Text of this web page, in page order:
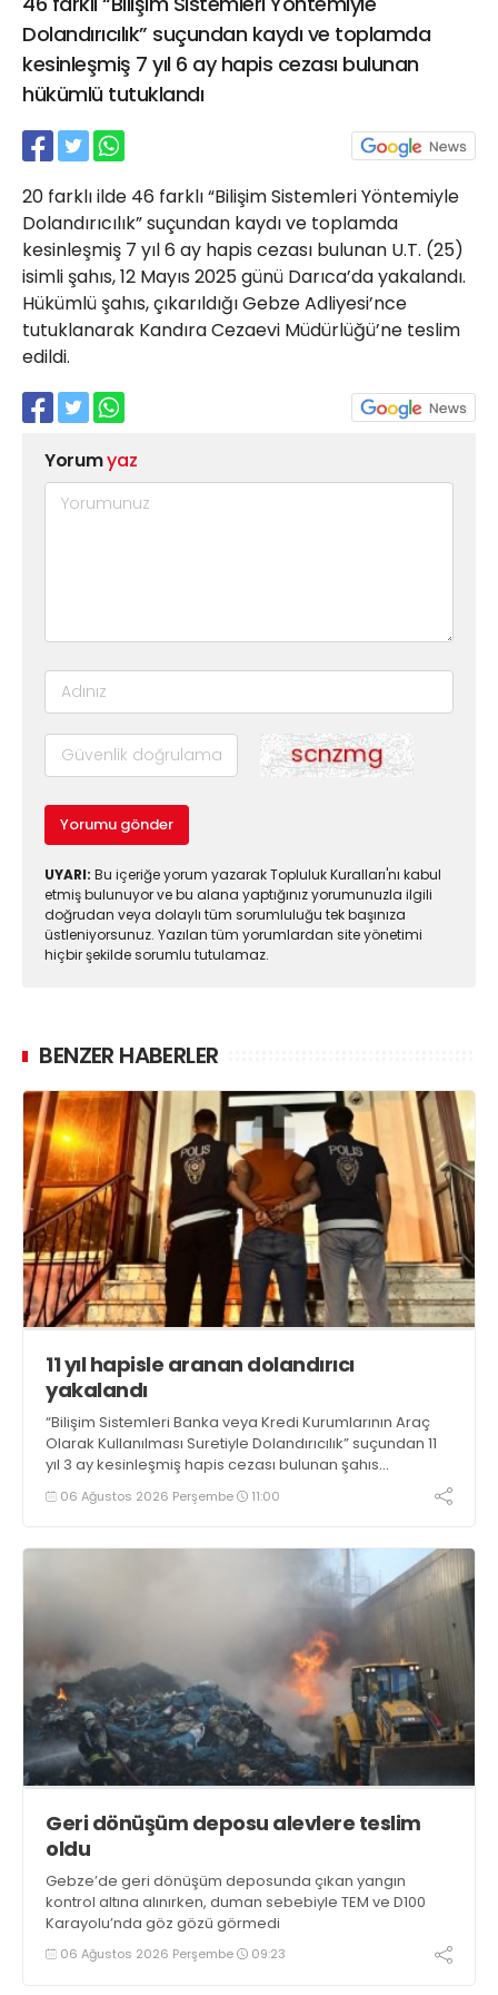
Dolandırıcılık” suçundan kaydı ve toplamda
kesinleşmiş 7 yıl 6 ay hapis cezası bulunan
hükümlü tutuklandı
20 farklı ilde 46 farklı “Bilişim Sistemleri Yöntemiyle
Dolandırıcılık” suçundan kaydı ve toplamda
kesinleşmiş 7 yıl 6 ay hapis cezası bulunan U.T. (25)
isimli şahıs, 12 Mayıs 2025 günü Darıca’da yakalandı.
Hükümlü şahıs, çıkarıldığı Gebze Adliyesi’nce
tutuklanarak Kandıra Cezaevi Müdürlüğü’ne teslim
edildi.
Yorumyaz
Yorumu gönder
UYARI: Bu içeriğe yorum yazarak Topluluk Kuralları'nı kabul
etmiş bulunuyor ve bu alana yaptığınız yorumunuzla ilgili
doğrudan veya dolaylı tüm sorumluluğu tek başınıza
üstleniyorsunuz. Yazılan tüm yorumlardan site yönetimi
hiçbir şekilde sorumlu tutulamaz.
BENZER HABERLER
11 yıl hapisle aranan dolandırıcı
yakalandı
“Bilişim Sistemleri Banka veya Kredi Kurumlarının Araç
Olarak Kullanılması Suretiyle Dolandırıcılık” suçundan 11
yıl 3 ay kesinleşmiş hapis cezası bulunan şahıs
yakalandı
06 Ağustos 2026 Perşembe 11:00
Geri dönüşüm deposu alevlere teslim
oldu
Gebze’de geri dönüşüm deposunda çıkan yangın
kontrol altına alınırken, duman sebebiyle TEM ve D100
Karayolu’nda göz gözü görmedi
06 Ağustos 2026 Perşembe 09:23
21 Gölcük
02624132333